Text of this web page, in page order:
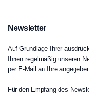
Newsletter
Auf Grundlage Ihrer
Ihnen regelmäßig unseren
per E-Mail an Ihre
Für den Empfang des